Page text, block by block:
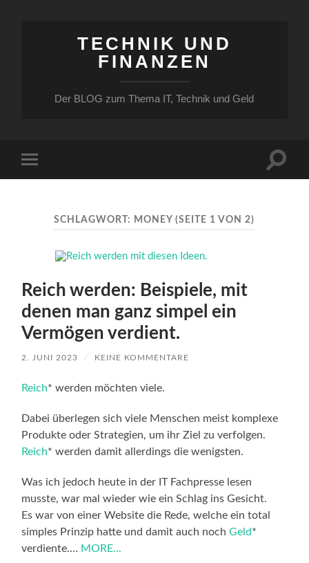
TECHNIK UND
FINANZEN
Der BLOG zum Thema IT, Technik und Geld
Menü
SCHLAGWORT: MONEY (SEITE 1 VON 2)
Reich werden: Beispiele, mit
denen man ganz simpel ein
Vermögen verdient.
2. JUNI 2023 / KEINE KOMMENTARE
Reich* werden möchten viele.
Dabei überlegen sich viele Menschen meist komplexe
Produkte oder Strategien, um ihr Ziel zu verfolgen.
Reich* werden damit allerdings die wenigsten.
Was ich jedoch heute in der IT Fachpresse lesen
musste, war mal wieder wie ein Schlag ins Gesicht.
Es war von einer Website die Rede, welche ein total
simples Prinzip hatte und damit auch nochGeld*
verdiente.… MORE...